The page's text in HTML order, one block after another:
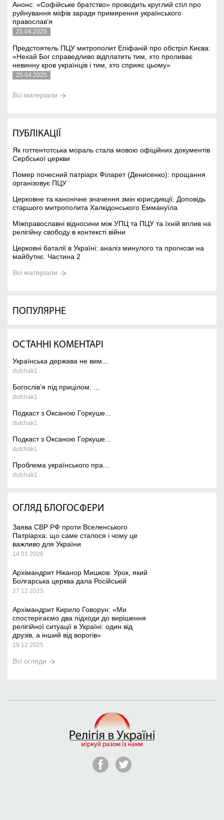
Анонс: «Софійське братство» проводить круглий стіл про
руйнування міфів заради примирення українського
православ’я
25 04 2025
Предстоятель ПЦУ митрополит Епіфаній про обстріл Києва:
«Нехай Бог справедливо відплатить тим, хто проливає
невинну кров українців і тим, хто сприяє цьому»
25 04 2025
Всі матеріали
ПУБЛІКАЦІЇ
Як готтентотська мораль стала мовою офіційних документів
Сербської церкви
Помер почесний патріарх Філарет (Денисенко): прощання
організовує ПЦУ
Церковне та канонічне значення змін юрисдикції. Доповідь
старшого митрополита Халкідонського Еммануїла
Міжправославні відносини між УПЦ та ПЦУ та їхній вплив на
релігійну свободу в контексті війни
Церковні баталії в Україні: аналіз минулого та прогнози на
майбутнє. Частина 2
Всі матеріали
ПОПУЛЯРНЕ
ОСТАННІ КОМЕНТАРІ
Українська держава не вим...
dutchak1
Богослів’я під прицілом: ...
dutchak1
Подкаст з Оксаною Горкуше...
dutchak1
Подкаст з Оксаною Горкуше...
dutchak1
Проблема українського пра...
dutchak1
ОГЛЯД БЛОГОСФЕРИ
Заява СВР РФ проти Вселенського
Патріарха: що саме сталося і чому це
важливо для України
14 01 2026
Архімандрит Ніканор Мишков: Урок, який
Болгарська церква дала Російській
27 12 2025
Архімандрит Кирило Говорун: «Ми
спостерігаємо два підходи до вирішення
релігійної ситуації в Україні: один від
друзів, а інший від ворогів»
19 12 2025
Всі огляди